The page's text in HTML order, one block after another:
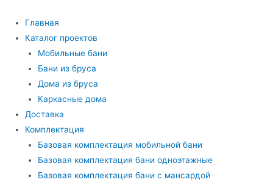
содержимому
Главная
Каталог проектов
Мобильные бани
Бани из бруса
Дома из бруса
Каркасные дома
Доставка
Комплектация
Базовая комплектация мобильной бани
Базовая комплектация бани одноэтажные
Базовая комплектация бани с мансардой